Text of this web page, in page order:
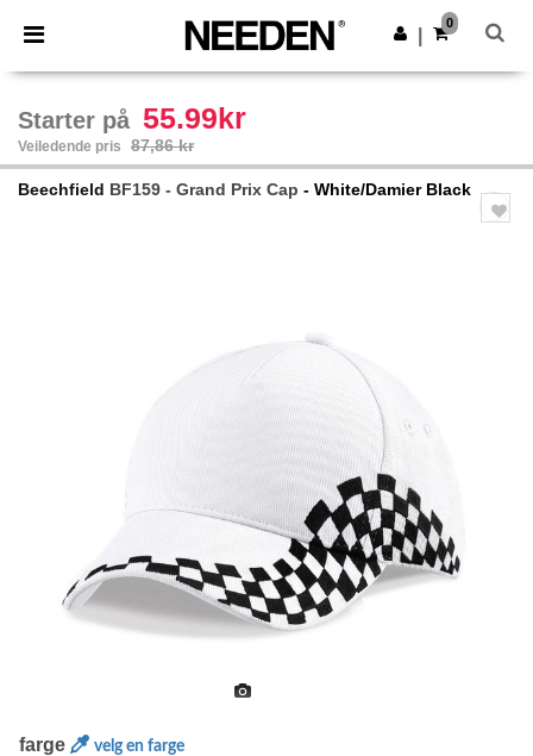
× Needen-app
Bedre priser i appen!
Last ned app
0
Starter på 55.99kr
Veiledende pris 87,86 kr
Beechfield BF159 - Grand Prix Cap - White/Damier Black
farge velg en farge